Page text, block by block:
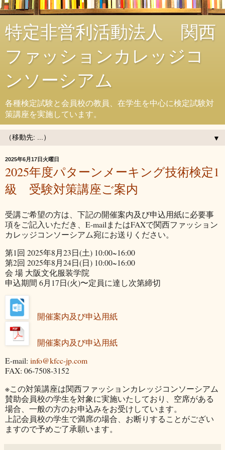
特定非営利活動法人 関西
ファッションカレッジコ
ンソーシアム
各種検定試験と会員校の教員、在学生を中心に検定試験対
策講座を実施しています。
▼
2025年6月17日火曜日
2025年度パターンメーキング技術検定1
級 受験対策講座ご案内
受講ご希望の方は、下記の開催案内及び申込用紙に必要事
項をご記入いただき、E-mailまたはFAXで関西ファッション
カレッジコンソーシアム宛にお送りください。
第1回 2025年8月23日(土) 10:00~16:00
第2回 2025年8月24日(日) 10:00~16:00
会 場 大阪文化服装学院
申込期間 6月17日(火)〜定員に達し次第締切
開催案内及び申込用紙
開催案内及び申込用紙
E-mail: info@kfcc-jp.com
FAX: 06-7508-3152
※この対策講座は関西ファッションカレッジコンソーシアム
賛助会員校の学生を対象に実施いたしており、空席がある
場合、一般の方のお申込みをお受けしています。
上記会員校の学生で満席の場合、お断りすることがござい
ますので予めご了承願います。